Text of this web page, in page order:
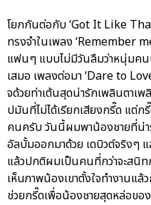
โยกกันต่อกับ ‘Got It Like
ทรงจำในเพลง ‘Remember
แฟนๆ แบบไม่มีวันลืมว่าหนุ่มค
เสมอ เพลงต่อมา ‘Dare to
จด้วยท่าเต้นสุดน่ารักเพลินตาเ
ปมันที่ไม่ได้เรียกเสียงกรี๊ด แต่
คนครับ วันนี้ผมพาน้องชายที่น่
อัลบั้มออกมาด้วย เดบิวต์จริงๆ
แล้วปกติผมเป็นคนที่กว่าจะสนิท
เห็นภาพน้องเขาตั้งใจทำงานแ
ช่วยกรี๊ดเพื่อน้องชายสุดหล่อข